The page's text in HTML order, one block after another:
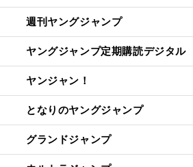
週刊ヤングジャンプ
ヤングジャンプ定期購読デジタル
ヤンジャン！
となりのヤングジャンプ
グランドジャンプ